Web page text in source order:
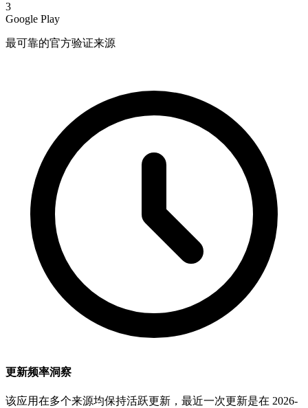
3
Google Play
最可靠的官方验证来源
更新频率洞察
该应用在多个来源均保持活跃更新，最近一次更新是在 2026-